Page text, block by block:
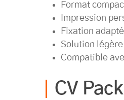
Format
Impression
Fixation
Solution
Compatible
CV